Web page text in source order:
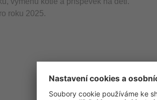
roku 2025.